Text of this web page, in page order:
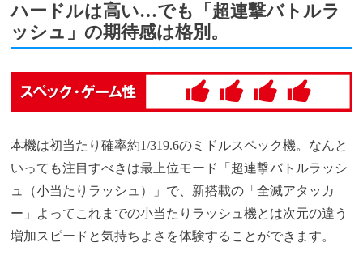
ハードルは高い…でも「超連撃バトルラ
ッシュ」の期待感は格別。
本機は初当たり確率約1/319.6のミドルスペック機。なんと
いっても注目すべきは最上位モード「超連撃バトルラッシ
ュ（小当たりラッシュ）」で、新搭載の「全滅アタッカ
ー」よってこれまでの小当たりラッシュ機とは次元の違う
増加スピードと気持ちよさを体験することができます。